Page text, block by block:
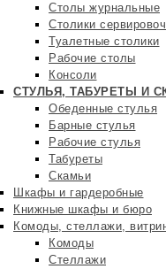
Столы журнальные
Столики
Туалетные столики
Рабочие столы
Консоли
СТУЛЬЯ, ТАБУРЕТЫ И
Обеденные стулья
Барные стулья
Рабочие стулья
Табуреты
Скамьи
Шкафы и гардеробные
Книжные шкафы и бюро
Комоды, стеллажи,
Комоды
Стеллажи